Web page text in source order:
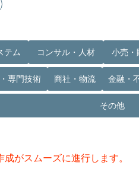
テム コンサル・人材 小売・
専門技術 商社・物流 金融・
その他
がスムーズに進行します。